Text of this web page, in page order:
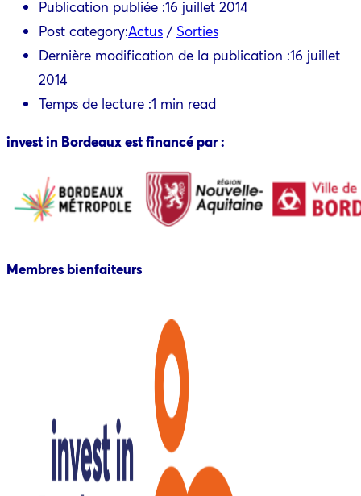
Publication publiée :16 juillet 2014
Post category:Actus / Sorties
Dernière modification de la publication :16 juillet
2014
Temps de lecture :1 min read
invest in Bordeaux est financé par :
Membres bienfaiteurs